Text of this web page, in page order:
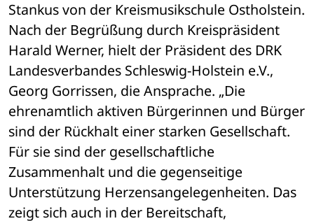
Nach der Begrüßung durch Kreispräsident
Harald Werner, hielt der Präsident des DRK
Landesverbandes Schleswig-Holstein e.V.,
Georg Gorrissen, die Ansprache. „Die
ehrenamtlich aktiven Bürgerinnen und Bürger
sind der Rückhalt einer starken Gesellschaft.
Für sie sind der gesellschaftliche
Zusammenhalt und die gegenseitige
Unterstützung Herzensangelegenheiten. Das
zeigt sich auch in der Bereitschaft,